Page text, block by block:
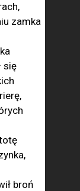
zamka
się
broń